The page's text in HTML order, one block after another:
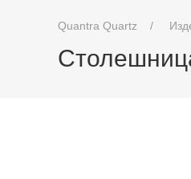
Quantra Quartz